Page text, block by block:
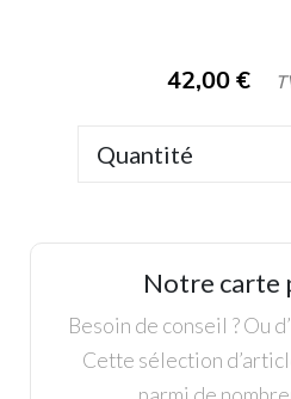
42,00 €
Quantité
Notre carte
Besoin de conseil ? Ou
Cette sélection